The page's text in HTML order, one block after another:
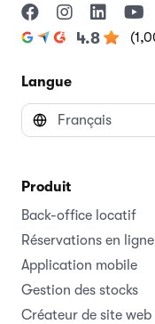
4.8
Langue
Produit
Back-office locatif
Réservations en ligne
Application mobile
Gestion des stocks
Créateur de site web